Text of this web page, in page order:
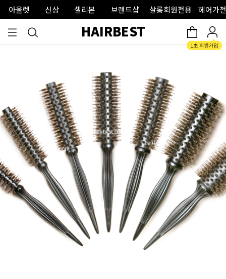
아울렛 신상 셀리본 브랜드샵 살롱회원전용 헤어가
HAIRBEST